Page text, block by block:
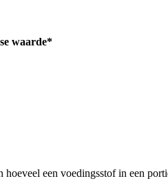
waarde*
een voedingsstof in een